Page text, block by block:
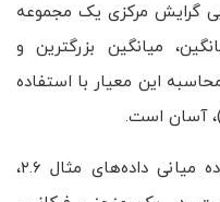
گرایش مرکزی یک مجموعه
میانگین بزرگترین و
این معیار با استفاده
محدوده میانی داده‌های مثال ۲.۶،